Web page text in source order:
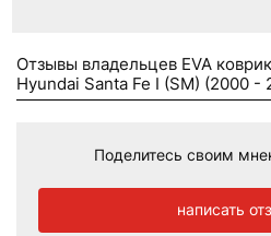
Отзывы владельцев EVA
Hyundai Santa Fe I (SM) (2000 -
Поделитесь своим
написать